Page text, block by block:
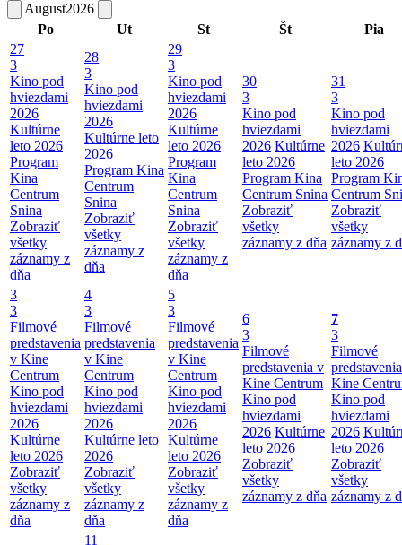
August2026
Po
Ut St Št
Pia
27
3
Kino pod
hviezdami
2026
Kultúrne
leto 2026
Program
Kina
Centrum
Snina
Zobraziť
všetky
záznamy z
dňa
28
3
Kino pod
hviezdami
2026
Kultúrne leto
2026
Program Kina
Centrum
Snina
Zobraziť
všetky
záznamy z
dňa
29
3
Kino pod
hviezdami
2026
Kultúrne
leto 2026
Program
Kina
Centrum
Snina
Zobraziť
všetky
záznamy z
dňa
30
3
Kino pod
hviezdami
2026 Kultúrne
leto 2026
Program Kina
Centrum Snina
Zobraziť
všetky
záznamy z dňa
31
3
Kino pod
hviezdami
2026
leto 2026
Program
Centrum
Zobraziť
všetky
záznamy z
3
3
Filmové
predstavenia
v Kine
Centrum
Kino pod
hviezdami
2026
Kultúrne
leto 2026
Zobraziť
všetky
záznamy z
dňa
4
3
Filmové
predstavenia
v Kine
Centrum
Kino pod
hviezdami
2026
Kultúrne leto
2026
Zobraziť
všetky
záznamy z
dňa
5
3
Filmové
predstavenia
v Kine
Centrum
Kino pod
hviezdami
2026
Kultúrne
leto 2026
Zobraziť
všetky
záznamy z
dňa
6
3
Filmové
predstavenia v
Kine Centrum
Kino pod
hviezdami
2026 Kultúrne
leto 2026
Zobraziť
všetky
záznamy z dňa
7
3
Filmové
Kine
Kino pod
hviezdami
2026
leto 2026
Zobraziť
všetky
záznamy z
11